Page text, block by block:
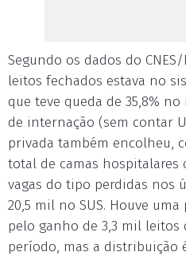
Segundo os dados do
leitos fechados estava no
que teve queda de 35,8%
de internação (sem contar
privada também encolheu,
total de camas hospitalares
vagas do tipo perdidas nos
20,5 mil no SUS. Houve
pelo ganho de 3,3 mil leitos
período, mas a distribuição